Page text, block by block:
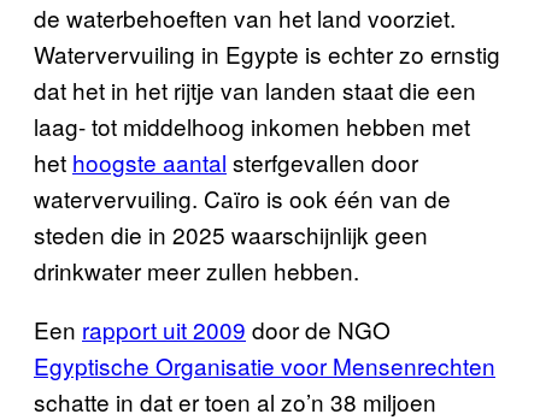
de waterbehoeften van het land voorziet.
Watervervuiling in Egypte is echter zo ernstig
dat het in het rijtje van landen staat die een
laag- tot middelhoog inkomen hebben met
het hoogste aantal sterfgevallen door
watervervuiling. Caïro is ook één van de
steden die in 2025 waarschijnlijk geen
drinkwater meer zullen hebben.
Een rapport uit 2009 door de NGO
Egyptische Organisatie voor Mensenrechten
schatte in dat er toen al zo’n 38 miljoen